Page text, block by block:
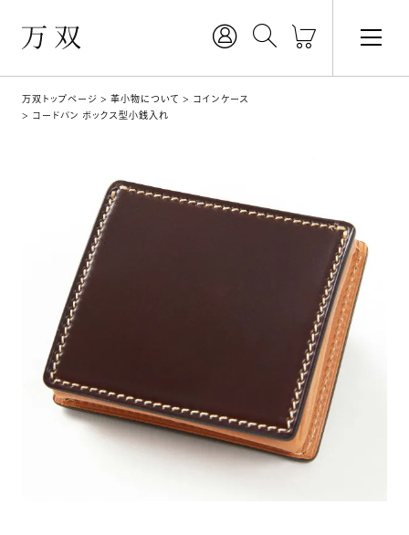
万双トップページ 革小物について
コインケース
コードバン ボックス型小銭入れ